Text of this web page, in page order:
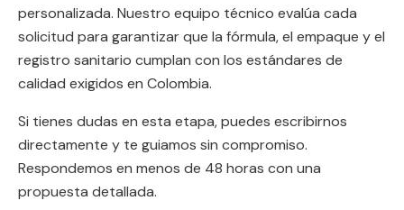
personalizada. Nuestro equipo técnico evalúa cada
solicitud para garantizar que la fórmula, el empaque y el
registro sanitario cumplan con los estándares de
calidad exigidos en Colombia.
Si tienes dudas en esta etapa, puedes escribirnos
directamente y te guiamos sin compromiso.
Respondemos en menos de 48 horas con una
propuesta detallada.